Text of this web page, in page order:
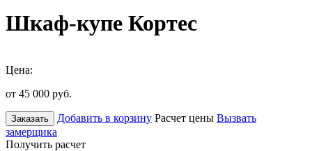
Шкаф-купе Кортес
Цена:
от 45 000 руб.
Заказать Добавить в корзину Расчет цены Вызвать
замерщика
Получить расчет